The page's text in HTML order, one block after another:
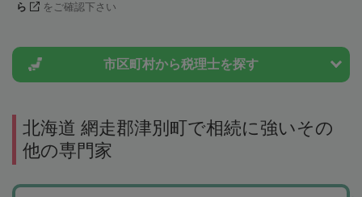
ら
をご確認下さい
市区町村から税理士を探す
北海道 網走郡津別町で相続に強いその
他の専門家